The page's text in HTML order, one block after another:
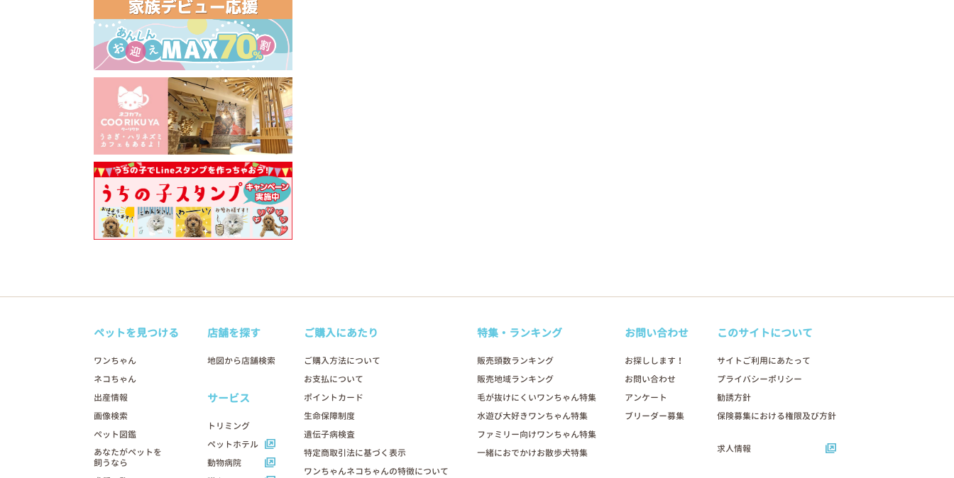
ペットを見つける
ワンちゃん
ネコちゃん
出産情報
画像検索
ペット図鑑
あなたがペットを
飼うなら
店舗を探す
地図から店舗検索
サービス
トリミング
ペットホテル
動物病院
ご購入にあたり
ご購入方法について
お支払について
ポイントカード
生命保障制度
遺伝子病検査
特定商取引法に基づく表示
ワンちゃんネコちゃんの特徴について
特集・ランキング
販売頭数ランキング
販売地域ランキング
毛が抜けにくいワンちゃん特集
水遊び大好きワンちゃん特集
ファミリー向けワンちゃん特集
一緒におでかけお散歩犬特集
お問い合わせ
お探しします！
お問い合わせ
アンケート
ブリーダー募集
このサイトについて
サイトご利用にあたって
プライバシーポリシー
勧誘方針
保険募集における権限及び方針
求人情報